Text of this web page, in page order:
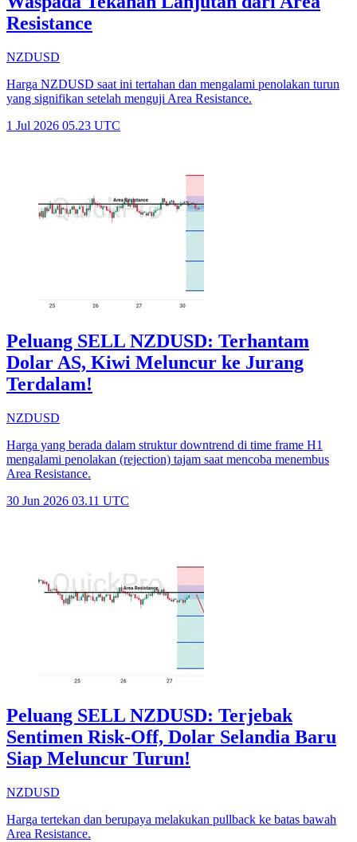
Resistance
NZDUSD
Harga NZDUSD saat ini tertahan dan mengalami penolakan turun
yang signifikan setelah menguji Area Resistance.
1 Jul 2026 05.23 UTC
Peluang SELL NZDUSD: Terhantam
Dolar AS, Kiwi Meluncur ke Jurang
Terdalam!
NZDUSD
Harga yang berada dalam struktur downtrend di time frame H1
mengalami penolakan (rejection) tajam saat mencoba menembus
Area Resistance.
30 Jun 2026 03.11 UTC
Peluang SELL NZDUSD: Terjebak
Sentimen Risk-Off, Dolar Selandia Baru
Siap Meluncur Turun!
NZDUSD
Harga tertekan dan berupaya melakukan pullback ke batas bawah
Area Resistance.